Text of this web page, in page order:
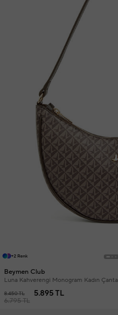
+2 Renk
Beymen Club
Luna Kahverengi Monogram Kadın Çanta
8.450 TL
6.795 TL
5.895 TL